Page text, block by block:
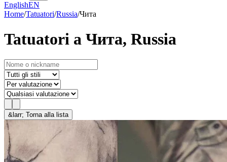
EnglishEN
Home/Tatuatori/Russia/Чита
Tatuatori a Чита, Russia
&larr; Torna alla lista